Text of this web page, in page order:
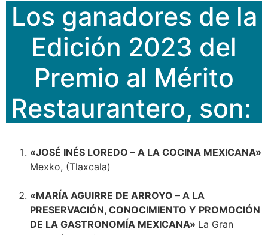
Los ganadores de la
Edición 2023 del
Premio al Mérito
Restaurantero, son:
«JOSÉ INÉS LOREDO – A LA COCINA MEXICANA»
Mexko, (Tlaxcala)
«MARÍA AGUIRRE DE ARROYO – A LA
PRESERVACIÓN, CONOCIMIENTO Y PROMOCIÓN
DE LA GASTRONOMÍA MEXICANA» La Gran